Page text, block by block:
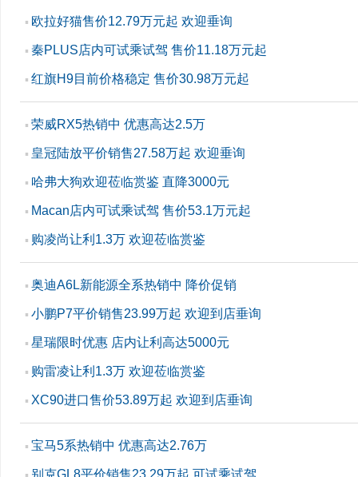
▪ 欧拉好猫售价12.79万元起 欢迎垂询
▪ 秦PLUS店内可试乘试驾 售价11.18万元起
▪ 红旗H9目前价格稳定 售价30.98万元起
▪ 荣威RX5热销中 优惠高达2.5万
▪ 皇冠陆放平价销售27.58万起 欢迎垂询
▪ 哈弗大狗欢迎莅临赏鉴 直降3000元
▪ Macan店内可试乘试驾 售价53.1万元起
▪ 购凌尚让利1.3万 欢迎莅临赏鉴
▪ 奥迪A6L新能源全系热销中 降价促销
▪ 小鹏P7平价销售23.99万起 欢迎到店垂询
▪ 星瑞限时优惠 店内让利高达5000元
▪ 购雷凌让利1.3万 欢迎莅临赏鉴
▪ XC90进口售价53.89万起 欢迎到店垂询
▪ 宝马5系热销中 优惠高达2.76万
别克GL8平价销售23.29万起 可试乘试驾